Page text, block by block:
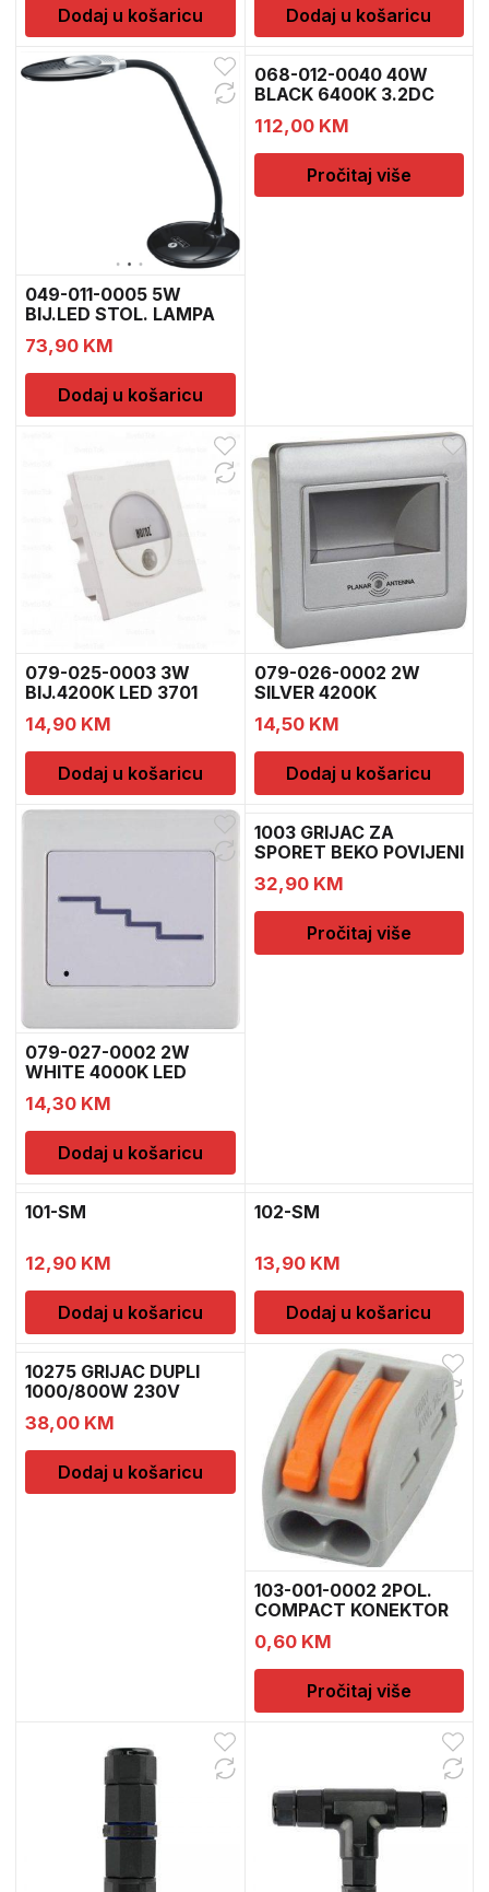
Dodaj u košaricu Dodaj u košaricu
049-011-0005 5W
BIJ.LED STOL. LAMPA
73,90 KM
Dodaj u košaricu
068-012-0040 40W
BLACK 6400K 3.2DC
LED S
112,00 KM
Pročitaj više
079-025-0003 3W
BIJ.4200K LED 3701
14,90 KM
Dodaj u košaricu
079-026-0002 2W
SILVER 4200K
DIAMOND 525
14,50 KM
Dodaj u košaricu
079-027-0002 2W
WHITE 4000K LED
14,30 KM
Dodaj u košaricu
1003 GRIJAC ZA
SPORET BEKO POVIJENI
2200
32,90 KM
Pročitaj više
101-SM
12,90 KM
Dodaj u košaricu
102-SM
13,90 KM
Dodaj u košaricu
10275 GRIJAC DUPLI
1000/800W 230V
38,00 KM
Dodaj u košaricu
103-001-0002 2POL.
COMPACT KONEKTOR
4598
0,60 KM
Pročitaj više